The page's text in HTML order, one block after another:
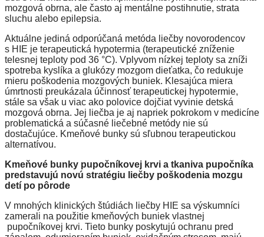
mozgová obrna, ale často aj mentálne postihnutie, strata
sluchu alebo epilepsia.
Aktuálne jediná odporúčaná metóda liečby novorodencov
s HIE je terapeutická hypotermia (terapeutické zníženie
telesnej teploty pod 36 °C). Vplyvom nízkej teploty sa zníži
spotreba kyslíka a glukózy mozgom dieťatka, čo redukuje
mieru poškodenia mozgových buniek. Klesajúca miera
úmrtnosti preukázala účinnosť terapeutickej hypotermie,
stále sa však u viac ako polovice dojčiat vyvinie detská
mozgová obrna. Jej liečba je aj napriek pokrokom v medicíne
problematická a súčasné liečebné metódy nie sú
dostačujúce. Kmeňové bunky sú sľubnou terapeutickou
alternatívou.
Kmeňové bunky pupočníkovej krvi a tkaniva pupočníka
predstavujú novú stratégiu liečby poškodenia mozgu
detí po pôrode
V mnohých klinických štúdiách liečby HIE sa výskumníci
zamerali na použitie kmeňových buniek vlastnej
pupočníkovej krvi. Tieto bunky poskytujú ochranu pred